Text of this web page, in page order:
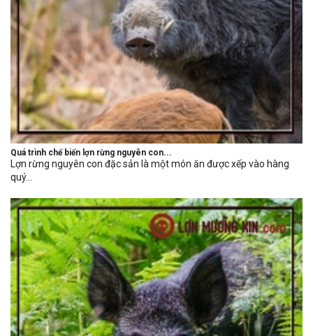
Quá trình chế biến lợn rừng nguyên con...
Lợn rừng nguyên con đặc sản là một món ăn được xếp vào hàng
quý...